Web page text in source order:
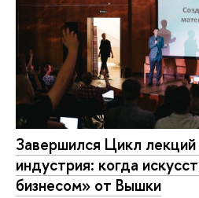
Завершился Цикл
индустрия: когда
бизнесом» от Вышки